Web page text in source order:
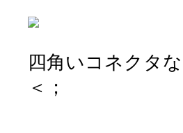
四角いコネクタ
＜；